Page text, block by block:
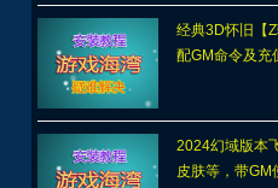
经典3D怀旧【
配GM命令及充
2024幻域版本
皮肤等，带GM